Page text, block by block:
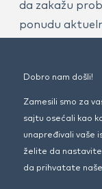
da zakažu
ponudu
Maksimalno
pozivima na
targetujemo
Dobro nam došli!
Zamesili smo za
sajtu osećali kao
unapređivali vaše
želite da nastavite
da prihvatate naše